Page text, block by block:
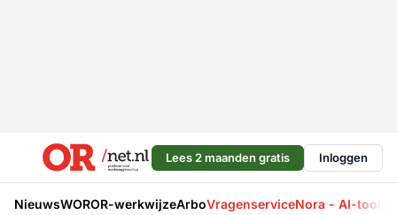
Lees 2 maanden gratis Inloggen
NieuwsWOROR-werkwijzeArboVragenserviceNora - AI-tool